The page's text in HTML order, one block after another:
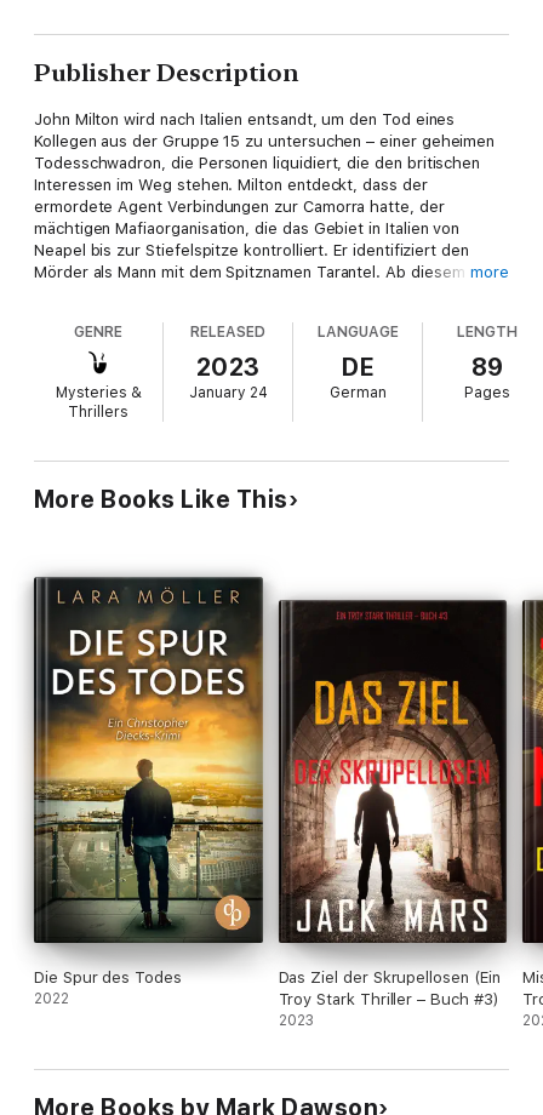
Publisher Description
John Milton wird nach Italien entsandt, um den Tod eines
Kollegen aus der Gruppe 15 zu untersuchen – einer geheimen
Todesschwadron, die Personen liquidiert, die den britischen
Interessen im Weg stehen. Milton entdeckt, dass der
ermordete Agent Verbindungen zur Camorra hatte, der
mächtigen Mafiaorganisation, die das Gebiet in Italien von
Neapel bis zur Stiefelspitze kontrolliert. Er identifiziert den
Mörder als Mann mit dem Spitznamen Tarantel. Ab diesem more
GENRE
Mysteries &
Thrillers
RELEASED
2023
January 24
LANGUAGE
DE
German
LENGTH
89
Pages
More Books Like This
Die Spur des Todes
2022
Das Ziel der Skrupellosen (Ein
Troy Stark Thriller – Buch #3)
2023
More Books by Mark Dawson